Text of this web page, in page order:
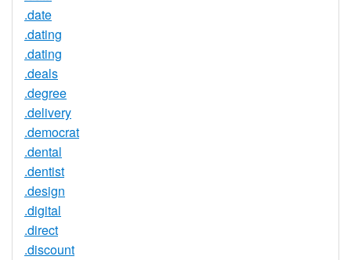
.date
.dating
.dating
.deals
.degree
.delivery
.democrat
.dental
.dentist
.design
.digital
.direct
.discount